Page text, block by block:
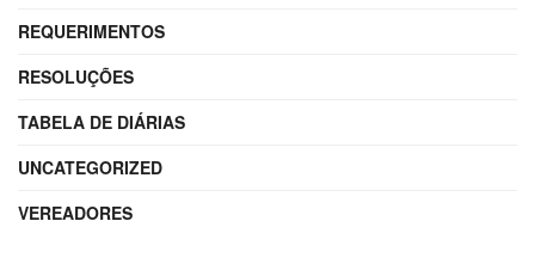
REQUERIMENTOS
RESOLUÇÕES
TABELA DE DIÁRIAS
UNCATEGORIZED
VEREADORES